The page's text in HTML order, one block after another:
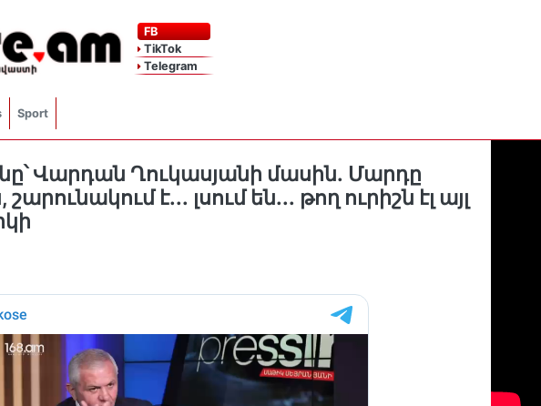
FB
TikTok
Telegram
Sport
Վարդան Ղուկասյանի մասին․ Մարդը
է․․․ լսում են․․․ թող ուրիշն էլ այլ